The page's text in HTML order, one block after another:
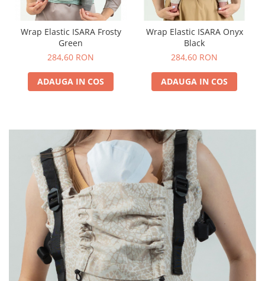
Wrap Elastic ISARA Frosty
Green
284,60 RON
ADAUGA IN COS
Wrap Elastic ISARA Onyx
Black
284,60 RON
ADAUGA IN COS